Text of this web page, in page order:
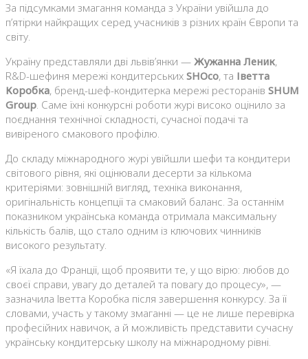
За підсумками змагання команда з України увійшла до
п’ятірки найкращих серед учасників з різних країн Європи та
світу.
Україну представляли дві львів’янки — Жужанна Леник,
R&D-шефиня мережі кондитерських SHOco, та Іветта
Коробка, бренд-шеф-кондитерка мережі ресторанів SHUM
Group. Саме їхні конкурсні роботи журі високо оцінило за
поєднання технічної складності, сучасної подачі та
вивіреного смакового профілю.
До складу міжнародного журі увійшли шефи та кондитери
світового рівня, які оцінювали десерти за кількома
критеріями: зовнішній вигляд, техніка виконання,
оригінальність концепції та смаковий баланс. За останнім
показником українська команда отримала максимальну
кількість балів, що стало одним із ключових чинників
високого результату.
«Я їхала до Франції, щоб проявити те, у що вірю: любов до
своєї справи, увагу до деталей та повагу до процесу», —
зазначила Іветта Коробка після завершення конкурсу. За її
словами, участь у такому змаганні — це не лише перевірка
професійних навичок, а й можливість представити сучасну
українську кондитерську школу на міжнародному рівні.